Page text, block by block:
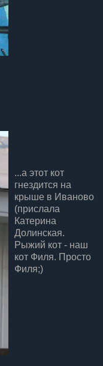
...а этот кот
гнездится на
крыше в Иваново
(прислала
Катерина
Долинская.
Рыжий кот - наш
кот Филя. Просто
Филя;)